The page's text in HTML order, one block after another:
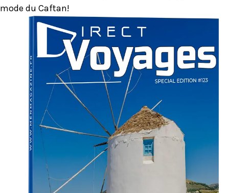
mode du Caftan!